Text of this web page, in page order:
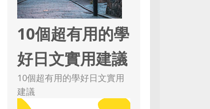
10個超有用的學
好日文實用建議
10個超有用的學好日文實用
建議